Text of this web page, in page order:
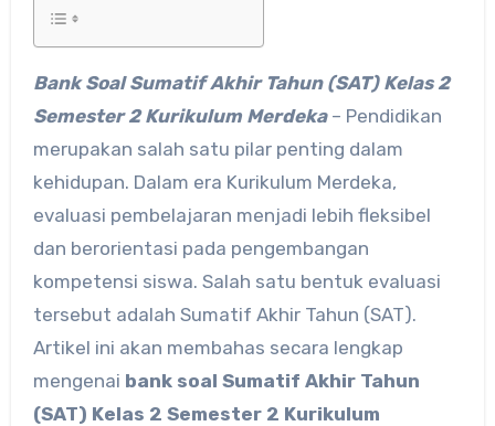
Bank Soal Sumatif Akhir Tahun (SAT) Kelas 2
Semester 2 Kurikulum Merdeka– Pendidikan
merupakan salah satu pilar penting dalam
kehidupan. Dalam era Kurikulum Merdeka,
evaluasi pembelajaran menjadi lebih fleksibel
dan berorientasi pada pengembangan
kompetensi siswa. Salah satu bentuk evaluasi
tersebut adalah Sumatif Akhir Tahun (SAT).
Artikel ini akan membahas secara lengkap
mengenai bank soal Sumatif Akhir Tahun
(SAT) Kelas 2 Semester 2 Kurikulum